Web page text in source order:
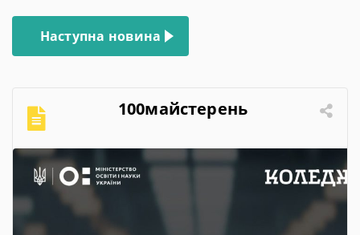
Наступна новина
100майстерень